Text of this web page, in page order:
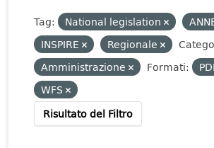
Tag: National legislation
INSPIRE
Regionale
Amministrazione
Formati:
WFS
Risultato del Filtro